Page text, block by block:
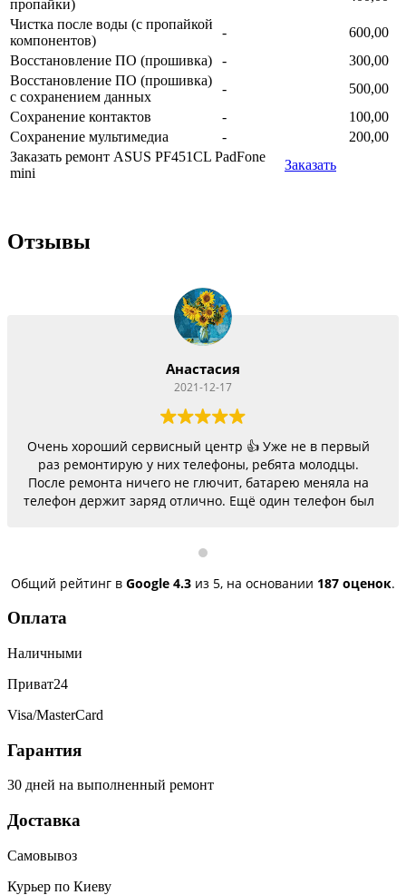
пропайки)
Чистка после воды (с пропайкой
компонентов)
-
600,00
Восстановление ПО (прошивка)
-
300,00
Восстановление ПО (прошивка)
с сохранением данных
-
500,00
Сохранение контактов
-
100,00
Сохранение мультимедиа
-
200,00
Заказать ремонт ASUS PF451CL PadFone
mini
Заказать
Отзывы
Анастасия
2021-12-17
Очень хороший сервисный центр 👍 Уже не в первый
раз ремонтирую у них телефоны, ребята молодцы.
После ремонта ничего не глючит, батарею меняла на
телефон держит заряд отлично. Ещё один телефон был
сегодня получила телефон, всё исправили, заряд
Общий рейтинг в Google 4.3 из 5, на основании 187 оценок.
Оплата
Наличными
Приват24
Visa/MasterCard
Гарантия
30 дней на выполненный ремонт
Доставка
Самовывоз
Курьер по Киеву